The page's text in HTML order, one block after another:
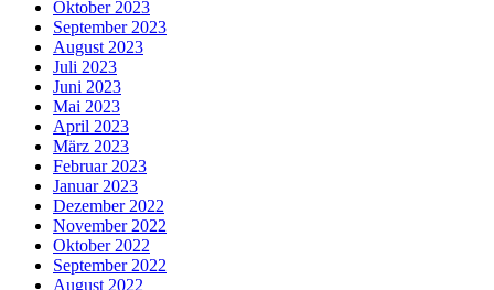
Oktober 2023
September 2023
August 2023
Juli 2023
Juni 2023
Mai 2023
April 2023
März 2023
Februar 2023
Januar 2023
Dezember 2022
November 2022
Oktober 2022
September 2022
August 2022